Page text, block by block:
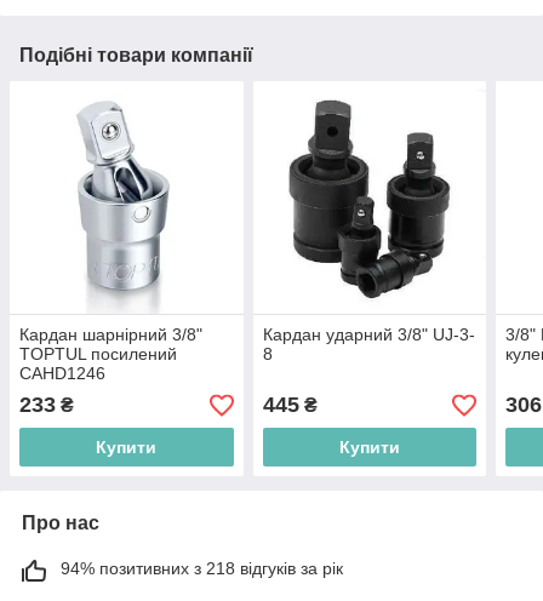
Подібні товари компанії
Кардан шарнірний 3/8"
TOPTUL посилений
CAHD1246
233 ₴
Купити
Кардан ударний 3/8" UJ-3-
8
445₴
Купити
3/8"
Про нас
94% позитивних з 218 відгуків за рік